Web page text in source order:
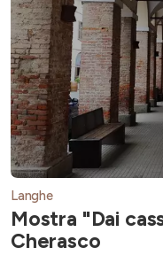
Langhe
Mostra "Dai
Cherasco